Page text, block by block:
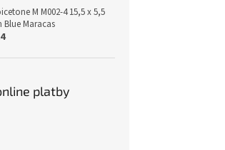
M M002-4 15,5 x 5,5
Blue Maracas
platby